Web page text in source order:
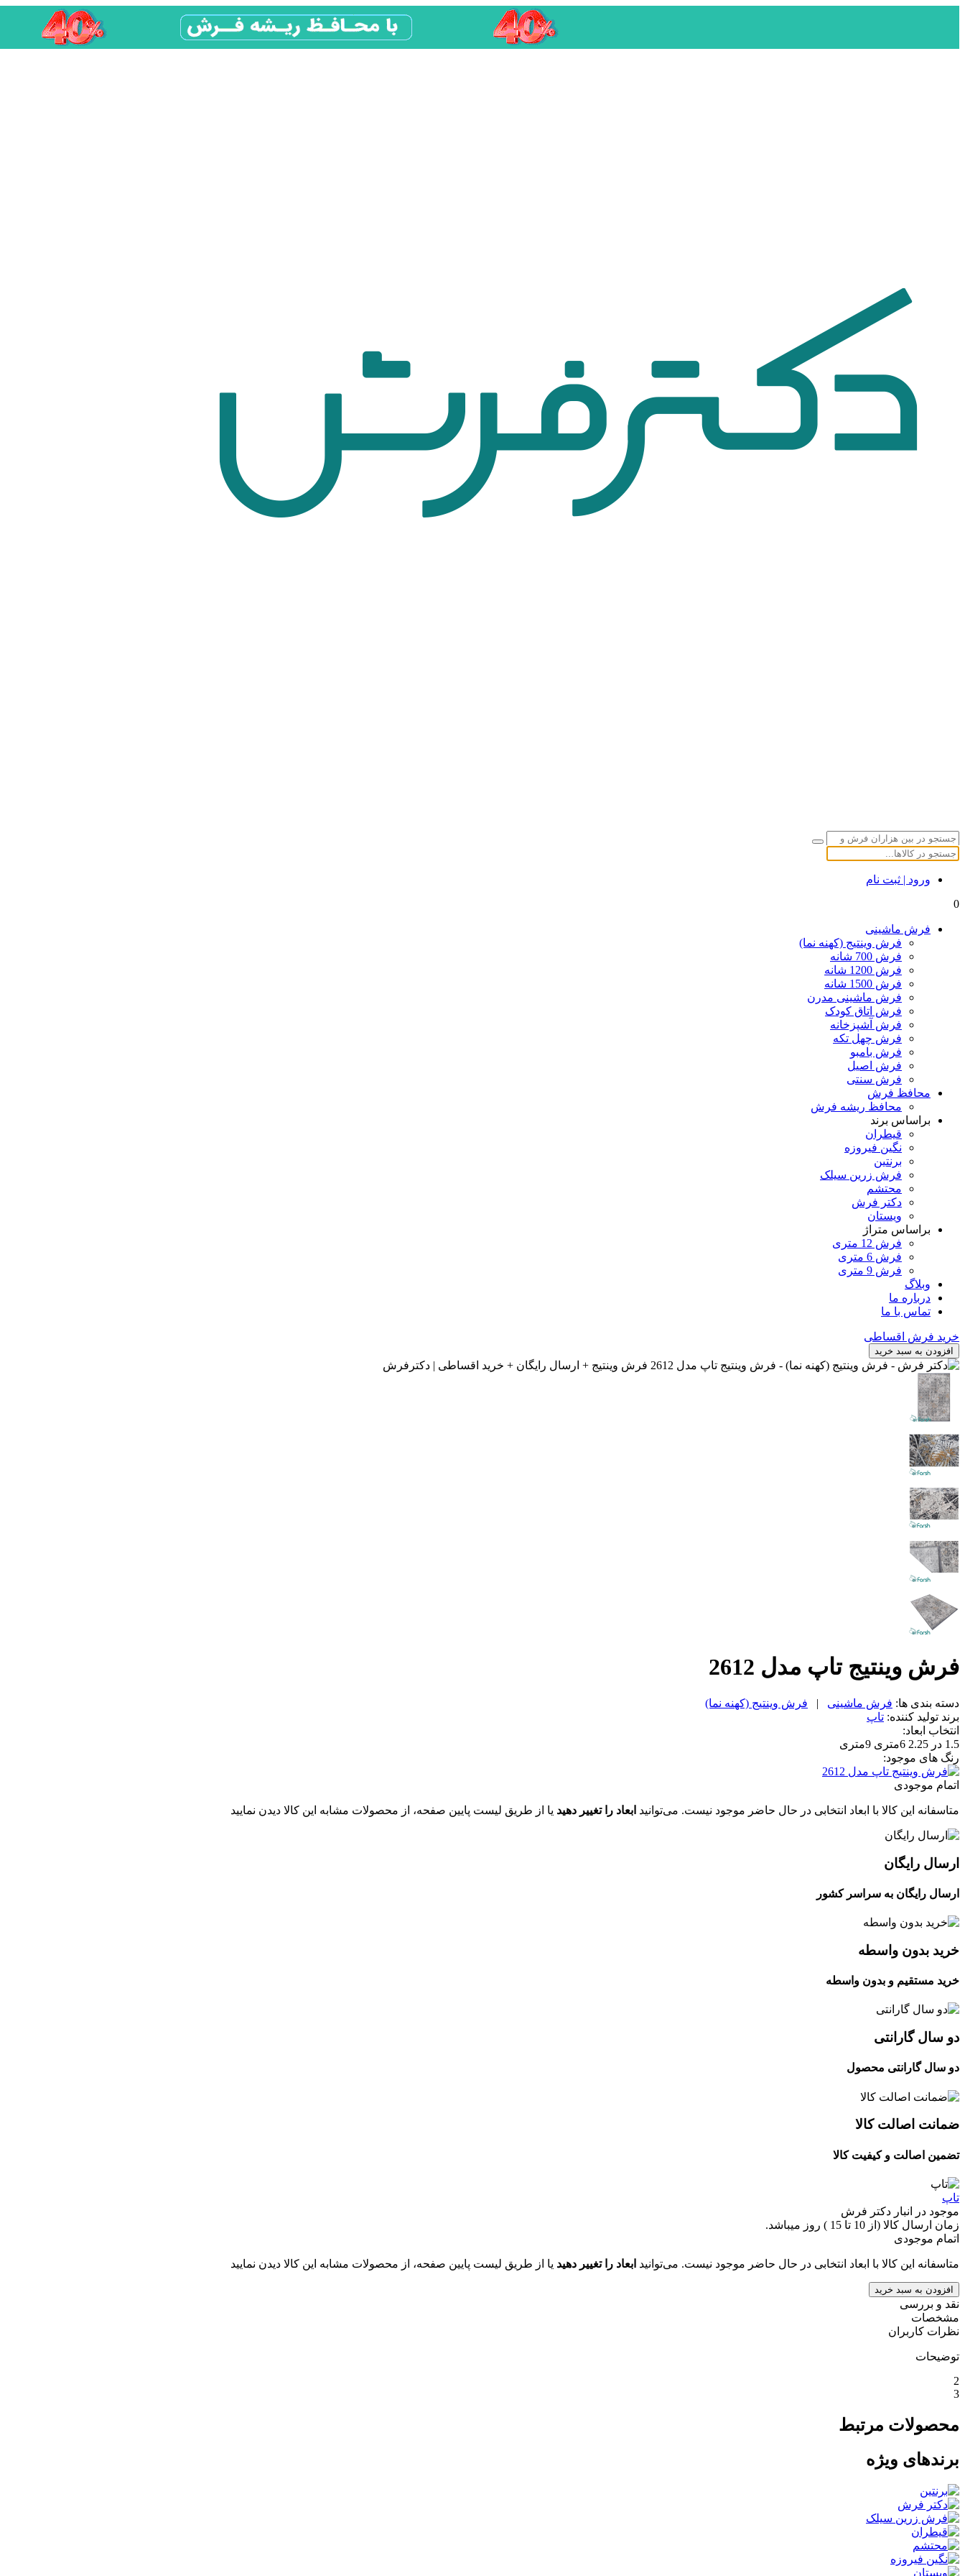
ورود | ثبت نام
0
فرش ماشینی
فرش وینتیج (کهنه نما)
فرش 700 شانه
فرش 1200 شانه
فرش 1500 شانه
فرش ماشینی مدرن
فرش اتاق کودک
فرش آشپزخانه
فرش چهل تکه
فرش بامبو
فرش اصیل
فرش سنتی
محافظ فرش
محافظ ریشه فرش
براساس برند
قیطران
نگین فیروزه
برنتین
فرش زرین سیلک
محتشم
دکتر فرش
ویستان
براساس متراژ
فرش 12 متری
فرش 6 متری
فرش 9 متری
وبلاگ
درباره ما
تماس با ما
خرید فرش اقساطی
افزودن به سبد خرید
فرش وینتیج تاپ مدل 2612
دسته بندی ها: فرش ماشینی |
فرش وینتیج (کهنه نما)
برند تولید کننده: تاپ
انتخاب ابعاد:
1.5 در 2.25
6متری
9متری
رنگ های موجود:
اتمام موجودی
متاسفانه این کالا با ابعاد انتخابی در حال حاضر موجود نیست. می‌توانید ابعاد را تغییر دهید یا از طریق لیست پایین صفحه، از محصولات مشابه این کالا دیدن نمایید
ارسال رایگان
ارسال رایگان به سراسر کشور
خرید بدون واسطه
خرید مستقیم و بدون واسطه
دو سال گارانتی
دو سال گارانتی محصول
ضمانت اصالت کالا
تضمین اصالت و کیفیت کالا
تاپ
موجود در انبار دکتر فرش
زمان ارسال کالا (از 10 تا 15 ) روز میباشد.
اتمام موجودی
متاسفانه این کالا با ابعاد انتخابی در حال حاضر موجود نیست. می‌توانید ابعاد را تغییر دهید یا از طریق لیست پایین صفحه، از محصولات مشابه این کالا دیدن نمایید
افزودن به سبد خرید
نقد و بررسی
مشخصات
نظرات کاربران
توضیحات
2
3
محصولات مرتبط
برندهای ویژه